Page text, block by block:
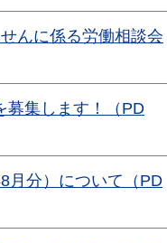
んに係る労働相談会
募集します！（PD
月分）について（PD